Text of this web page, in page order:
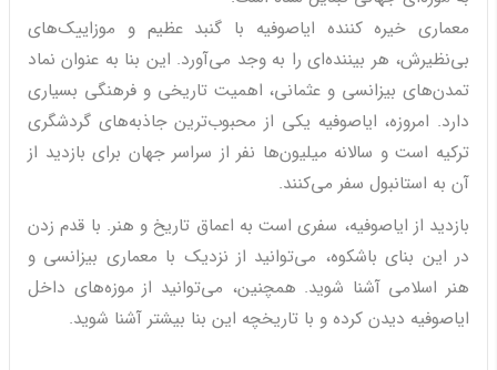
معماری خیره کننده ایاصوفیه با گنبد عظیم و موزاییک‌های
بی‌نظیرش، هر بیننده‌ای را به وجد می‌آورد. این بنا به عنوان نماد
تمدن‌های بیزانسی و عثمانی، اهمیت تاریخی و فرهنگی بسیاری
دارد. امروزه، ایاصوفیه یکی از محبوب‌ترین جاذبه‌های گردشگری
ترکیه است و سالانه میلیون‌ها نفر از سراسر جهان برای بازدید از
آن به استانبول سفر می‌کنند.
بازدید از ایاصوفیه، سفری است به اعماق تاریخ و هنر. با قدم زدن
در این بنای باشکوه، می‌توانید از نزدیک با معماری بیزانسی و
هنر اسلامی آشنا شوید. همچنین، می‌توانید از موزه‌های داخل
ایاصوفیه دیدن کرده و با تاریخچه این بنا بیشتر آشنا شوید.